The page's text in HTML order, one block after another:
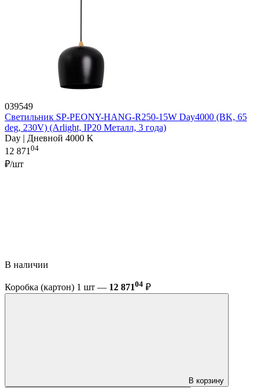
039549
Светильник SP-PEONY-HANG-R250-15W Day4000 (BK, 65
deg, 230V) (Arlight, IP20 Металл, 3 года)
Day | Дневной 4000 K
12 87104
₽/шт
В наличии
Коробка (картон) 1 шт — 12 87104 ₽
В корзину